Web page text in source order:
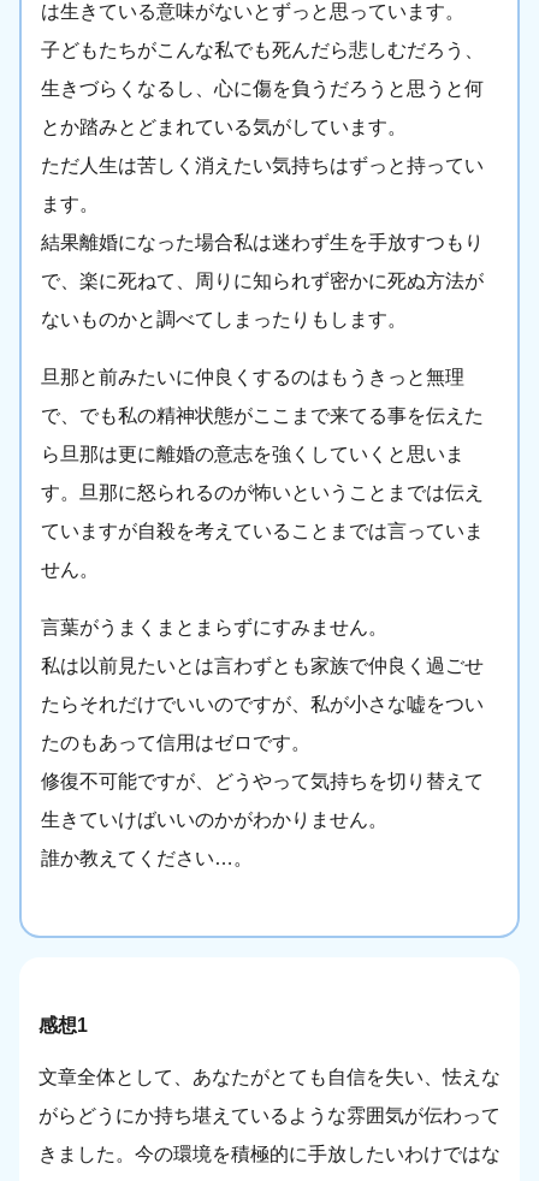
は生きている意味がないとずっと思っています。
子どもたちがこんな私でも死んだら悲しむだろう、
生きづらくなるし、心に傷を負うだろうと思うと何
とか踏みとどまれている気がしています。
ただ人生は苦しく消えたい気持ちはずっと持ってい
ます。
結果離婚になった場合私は迷わず生を手放すつもり
で、楽に死ねて、周りに知られず密かに死ぬ方法が
ないものかと調べてしまったりもします。
旦那と前みたいに仲良くするのはもうきっと無理
で、でも私の精神状態がここまで来てる事を伝えた
ら旦那は更に離婚の意志を強くしていくと思いま
す。旦那に怒られるのが怖いということまでは伝え
ていますが自殺を考えていることまでは言っていま
せん。
言葉がうまくまとまらずにすみません。
私は以前見たいとは言わずとも家族で仲良く過ごせ
たらそれだけでいいのですが、私が小さな嘘をつい
たのもあって信用はゼロです。
修復不可能ですが、どうやって気持ちを切り替えて
生きていけばいいのかがわかりません。
誰か教えてください…。
感想1
文章全体として、あなたがとても自信を失い、怯えな
がらどうにか持ち堪えているような雰囲気が伝わって
きました。今の環境を積極的に手放したいわけではな